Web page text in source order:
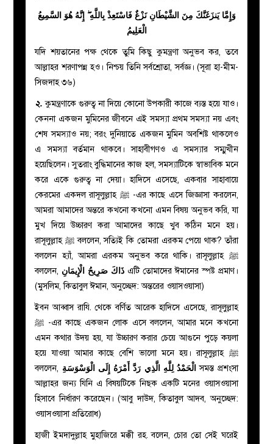
وَإِمَّا يَنزَغَنَّكَ مِنَ الشَّيْطَانِ نَزْغٌ فَاسْتَعِذْ بِاللَّهِ ۖ إِنَّهُ هُوَ السَّمِيعُ
الْعَلِيمُ
যদি শয়তানের পক্ষ থেকে তুমি কিছু কুমন্ত্রণা অনুভব কর, তবে
আল্লাহর শরণাপন্ন হও। নিশ্চয় তিনি সর্বশ্রোতা, সর্বজ্ঞ। (সূরা হা-মীম-
সিজদাহ ৩৬)
২. কুমন্ত্রণাকে গুরুত্ব না দিয়ে কোনো উপকারী কাজে ব্যস্ত হয়ে যাও।
কেননা একজন মুমিনের জীবনে এই সমস্যা প্রথম সমস্যা নয় এবং
শেষ সমস্যাও নয়; বরং দুনিয়াতে একজন মুমিন অবশিষ্ট থাকলেও
এ সমস্যা বর্তমান থাকবে। সাহাবীগণও এ সমস্যার সম্মুখীন
হয়েছিলেন। সুতরাং বুদ্ধিমানের কাজ হল, সমস্যাটিকে স্বাভাবিক মনে
করে একে গুরুত্ব না দেয়া। হাদিসে এসেছে, একবার সাহাবায়ে
কেরমের একদল রাসূলুল্লাহ ﷺ-এর কাছে এসে জিজ্ঞাসা করলেন,
আমরা আমাদের অন্তরে কখনো কখনো এমন বিষয় অনুভব করি, যা
মুখ দিয়ে উচ্চারণ করা আমাদের কাছে খুব কঠিন মনে হয়।
রাসূলুল্লাহ
ﷺবললেন, সত্যিই কি তোমরা এরকম পেয়ে থাক? তাঁরা
বললেন হ্যাঁ, আমরা এরকম অনুভব করে থাকি। রাসূলুল্লাহ ﷺ
বললেন, ذَاكَ صَرِيحُ الْإِيمَانِ এটি তোমাদের ঈমানের স্পষ্ট প্রমাণ।
(মুসলিম, কিতাবুল ঈমান, অনুচ্ছেদ: অন্তরের ওয়াসওয়াসা)
ইবন আব্বাস রাযি. থেকে বর্ণিত আরেক হাদিসে এসেছে, রাসূলুল্লাহ
-এর কাছে একজন লোক এসে বললেন, আমার মনে কখনো
এমন কথার উদয় হয়, যা উচ্চারণ করার চেয়ে আগুনে পুড়ে কয়লা
হয়ে যাওয়া আমার কাছে বেশি ভালো মনে হয়। রাসূলুল্লাহ ﷺ
বললেন, الْحَمْدُ لِلَّهِ الَّذِي رَدَّ أَمْرَهُ إِلَى الْوَسْوَسَةِ সমস্ত প্রশংসা
আল্লাহর জন্য যিনি এ বিষয়টিকে নিছক একটি মনের ওয়াসওয়াসা
হিসাবে নির্ধারণ করেছেন। (আবু দাউদ, কিতাবুল আদব, অনুচ্ছেদ:
ওয়াসওয়াসা প্রতিরোধ)
হাজী ইমদাদুল্লাহ মুহাজিরে মক্কী রহ. বলেন, চোর তো সেই ঘরেই